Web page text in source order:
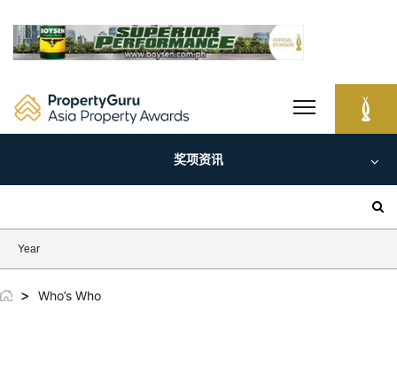
content
奖项资讯
Year
> Who’s Who